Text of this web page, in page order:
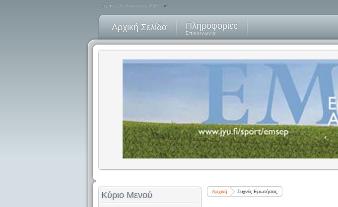
Πέμπτη, 06 Αύγουστος 2026
Αρχική Σελίδα Πληροφορίες
Επικοινωνία
Αρχική Συχνές Ερωτήσεις
Κύριο Μενού